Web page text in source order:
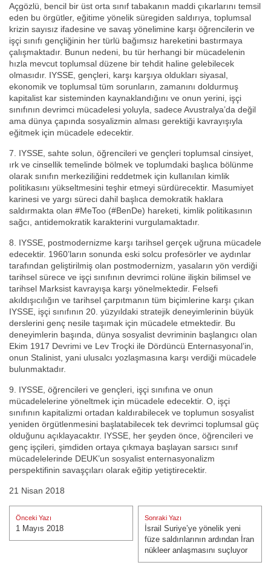
Açgözlü, bencil bir üst orta sınıf tabakanın maddi çıkarlarını temsil
eden bu örgütler, eğitime yönelik süregiden saldırıya, toplumsal
krizin sayısız ifadesine ve savaş yönelimine karşı öğrencilerin ve
işçi sınıfı gençliğinin her türlü bağımsız hareketini bastırmaya
çalışmaktadır. Bunun nedeni, bu tür herhangi bir mücadelenin
hızla mevcut toplumsal düzene bir tehdit haline gelebilecek
olmasıdır. IYSSE, gençleri, karşı karşıya oldukları siyasal,
ekonomik ve toplumsal tüm sorunların, zamanını doldurmuş
kapitalist kar sisteminden kaynaklandığını ve onun yerini, işçi
sınıfının devrimci mücadelesi yoluyla, sadece Avustralya’da değil
ama dünya çapında sosyalizmin alması gerektiği kavrayışıyla
eğitmek için mücadele edecektir.
7. IYSSE, sahte solun, öğrencileri ve gençleri toplumsal cinsiyet,
ırk ve cinsellik temelinde bölmek ve toplumdaki başlıca bölünme
olarak sınıfın merkeziliğini reddetmek için kullanılan kimlik
politikasını yükseltmesini teşhir etmeyi sürdürecektir. Masumiyet
karinesi ve yargı süreci dahil başlıca demokratik haklara
saldırmakta olan #MeToo (#BenDe) hareketi, kimlik politikasının
sağcı, antidemokratik karakterini vurgulamaktadır.
8. IYSSE, postmodernizme karşı tarihsel gerçek uğruna mücadele
edecektir. 1960’ların sonunda eski solcu profesörler ve aydınlar
tarafından geliştirilmiş olan postmodernizm, yasaların yön verdiği
tarihsel sürece ve işçi sınıfının devrimci rolüne ilişkin bilimsel ve
tarihsel Marksist kavrayışa karşı yönelmektedir. Felsefi
akıldışıcılığın ve tarihsel çarpıtmanın tüm biçimlerine karşı çıkan
IYSSE, işçi sınıfının 20. yüzyıldaki stratejik deneyimlerinin büyük
derslerini genç nesile taşımak için mücadele etmektedir. Bu
deneyimlerin başında, dünya sosyalist devriminin başlangıcı olan
Ekim 1917 Devrimi ve Lev Troçki ile Dördüncü Enternasyonal’in,
onun Stalinist, yani ulusalcı yozlaşmasına karşı verdiği mücadele
bulunmaktadır.
9. IYSSE, öğrencileri ve gençleri, işçi sınıfına ve onun
mücadelelerine yöneltmek için mücadele edecektir. O, işçi
sınıfının kapitalizmi ortadan kaldırabilecek ve toplumun sosyalist
yeniden örgütlenmesini başlatabilecek tek devrimci toplumsal güç
olduğunu açıklayacaktır. IYSSE, her şeyden önce, öğrencileri ve
genç işçileri, şimdiden ortaya çıkmaya başlayan sarsıcı sınıf
mücadelelerinde DEUK’un sosyalist enternasyonalizm
perspektifinin savaşçıları olarak eğitip yetiştirecektir.
21 Nisan 2018
Yazı
gezinmesi
Önceki Yazı
Önceki Yazı:
1 Mayıs 2018
Sonraki Yazı
Sonraki Yazı:
İsrail Suriye’ye yönelik yeni
füze saldırılarının ardından İran
nükleer anlaşmasını suçluyor